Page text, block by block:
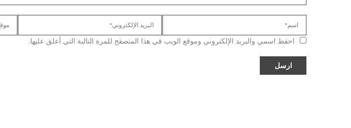
احفظ اسمي والبريد الإلكتروني وموقع الويب في هذا المتصفح للمرة التالية التي أعلق عليها.